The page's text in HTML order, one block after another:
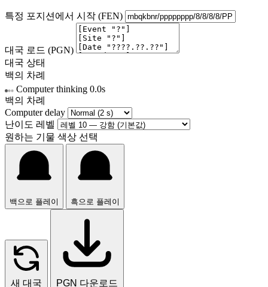
특정 포지션에서 시작 (FEN)
대국 로드 (PGN)
대국 상태
백의 차례
Computer thinking 0.0s
백의 차례
Computer delay
난이도 레벨
원하는 기물 색상 선택
백으로 플레이 흑으로 플레이
새 대국 PGN 다운로드